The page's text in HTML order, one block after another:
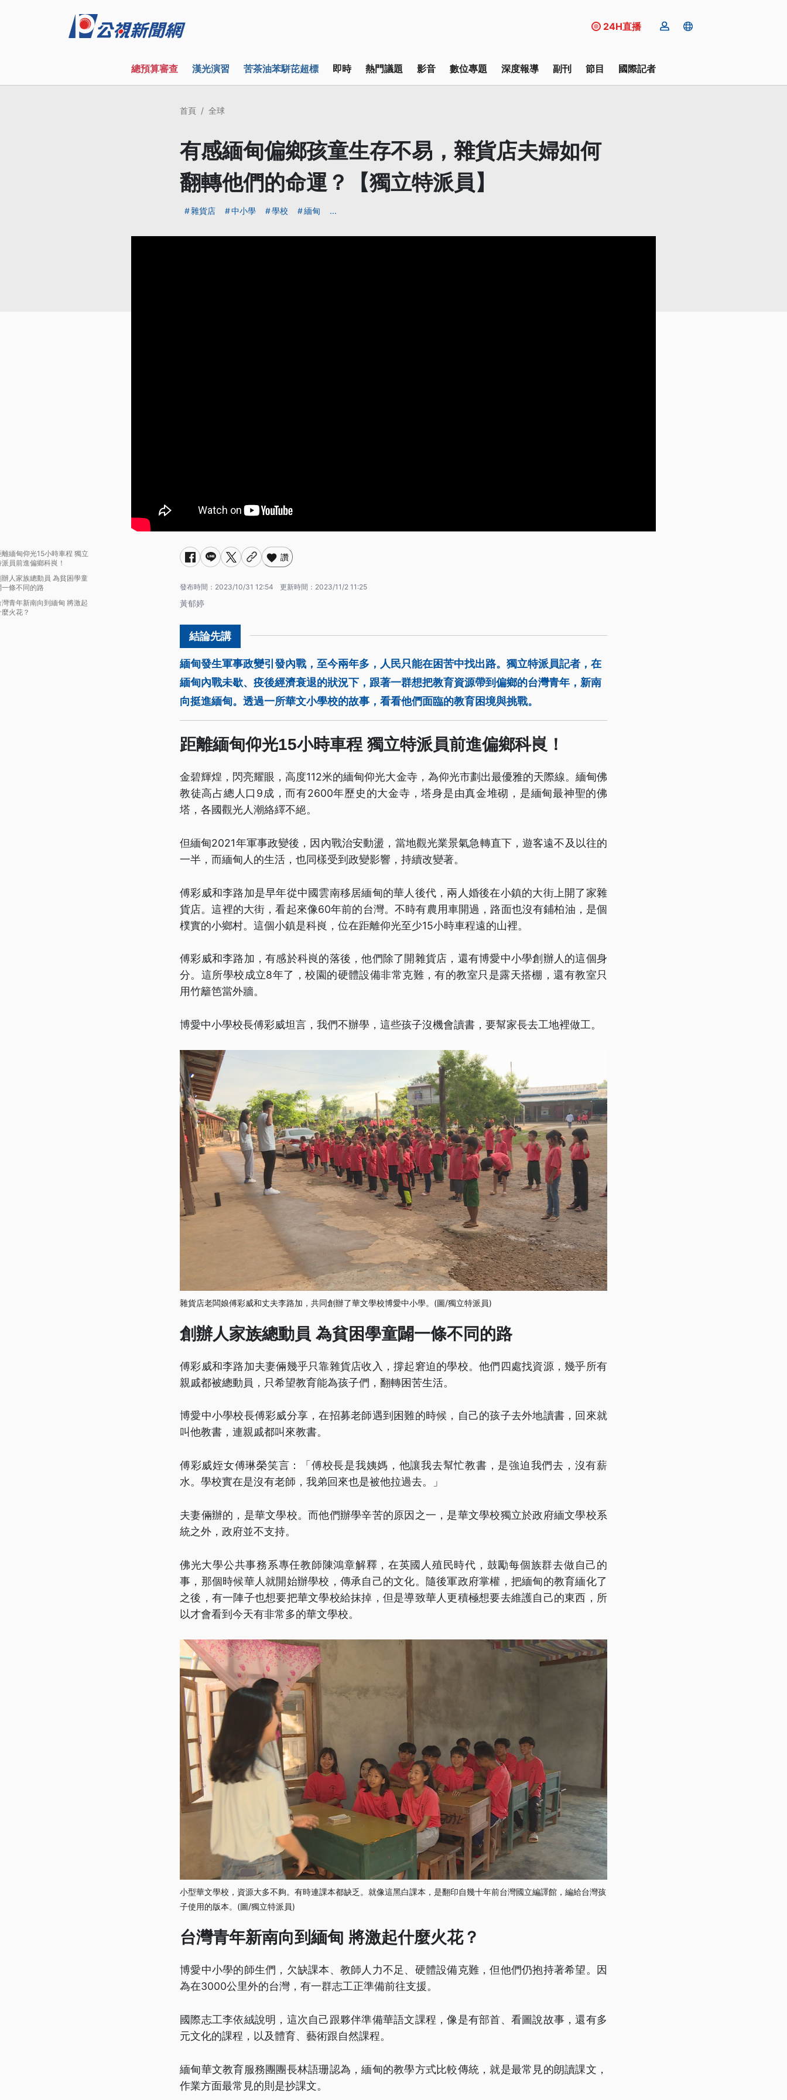
24H直播
總預算審查 漢光演習 苦茶油苯駢芘超標 即時 熱門議題 影音 數位專題 深度報導 副刊 節目 國際記者
首頁 全球
有感緬甸偏鄉孩童生存不易，雜貨店夫婦如何
翻轉他們的命運？【獨立特派員】
雜貨店 中小學 學校 緬甸 ...
離緬甸仰光15小時車程 獨立
派員前進偏鄉科峎！
辦人家族總動員 為貧困學童
一條不同的路
灣青年新南向到緬甸 將激起
麼火花？
讚
發布時間： 2023/10/31 12:54 更新時間： 2023/11/2 11:25
黃郁婷
緬甸發生軍事政變引發內戰，至今兩年多，人民只能在困苦中找出路。獨立特派員記者，在
緬甸內戰未歇、疫後經濟衰退的狀況下，跟著一群想把教育資源帶到偏鄉的台灣青年，新南
向挺進緬甸。透過一所華文小學校的故事，看看他們面臨的教育困境與挑戰。
距離緬甸仰光15小時車程 獨立特派員前進偏鄉科峎！
金碧輝煌，閃亮耀眼，高度112米的緬甸仰光大金寺，為仰光市劃出最優雅的天際線。緬甸佛
教徒高占總人口9成，而有2600年歷史的大金寺，塔身是由真金堆砌，是緬甸最神聖的佛
塔，各國觀光人潮絡繹不絕。
但緬甸2021年軍事政變後，因內戰治安動盪，當地觀光業景氣急轉直下，遊客遠不及以往的
一半，而緬甸人的生活，也同樣受到政變影響，持續改變著。
傅彩威和李路加是早年從中國雲南移居緬甸的華人後代，兩人婚後在小鎮的大街上開了家雜
貨店。這裡的大街，看起來像60年前的台灣。不時有農用車開過，路面也沒有鋪柏油，是個
樸實的小鄉村。這個小鎮是科峎，位在距離仰光至少15小時車程遠的山裡。
傅彩威和李路加，有感於科峎的落後，他們除了開雜貨店，還有博愛中小學創辦人的這個身
分。這所學校成立8年了，校園的硬體設備非常克難，有的教室只是露天搭棚，還有教室只
用竹籬笆當外牆。
博愛中小學校長傅彩威坦言，我們不辦學，這些孩子沒機會讀書，要幫家長去工地裡做工。
雜貨店老闆娘傅彩威和丈夫李路加，共同創辦了華文學校博愛中小學。(圖/獨立特派員)
創辦人家族總動員 為貧困學童闢一條不同的路
傅彩威和李路加夫妻倆幾乎只靠雜貨店收入，撐起窘迫的學校。他們四處找資源，幾乎所有
親戚都被總動員，只希望教育能為孩子們，翻轉困苦生活。
博愛中小學校長傅彩威分享，在招募老師遇到困難的時候，自己的孩子去外地讀書，回來就
叫他教書，連親戚都叫來教書。
傅彩威姪女傅琳榮笑言：「傅校長是我姨媽，他讓我去幫忙教書，是強迫我們去，沒有薪
水。學校實在是沒有老師，我弟回來也是被他拉過去。」
夫妻倆辦的，是華文學校。而他們辦學辛苦的原因之一，是華文學校獨立於政府緬文學校系
統之外，政府並不支持。
佛光大學公共事務系專任教師陳鴻章解釋，在英國人殖民時代，鼓勵每個族群去做自己的
事，那個時候華人就開始辦學校，傳承自己的文化。隨後軍政府掌權，把緬甸的教育緬化了
之後，有一陣子也想要把華文學校給抹掉，但是導致華人更積極想要去維護自己的東西，所
以才會看到今天有非常多的華文學校。
小型華文學校，資源大多不夠。有時連課本都缺乏。就像這黑白課本，是翻印自幾十年前台灣國立編譯館，編給台灣孩
子使用的版本。(圖/獨立特派員)
台灣青年新南向到緬甸 將激起什麼火花？
博愛中小學的師生們，欠缺課本、教師人力不足、硬體設備克難，但他們仍抱持著希望。因
為在3000公里外的台灣，有一群志工正準備前往支援。
國際志工李依絨說明，這次自己跟夥伴準備華語文課程，像是有部首、看圖說故事，還有多
元文化的課程，以及體育、藝術跟自然課程。
緬甸華文教育服務團團長林語珊認為，緬甸的教學方式比較傳統，就是最常見的朗讀課文，
作業方面最常見的則是抄課文。